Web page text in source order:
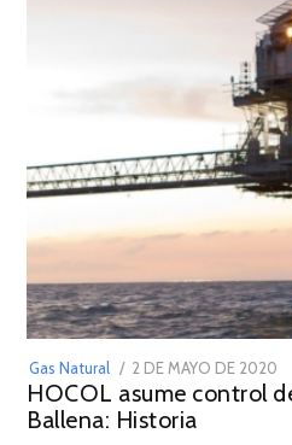
Gas Natural
POSTED
ON
2 DE MAYO DE 2020
HOCOL asume control
Ballena: Historia